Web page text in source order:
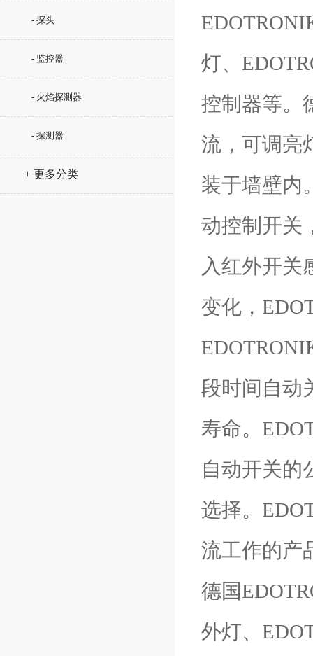
- 探头
- 监控器
- 火焰探测器
- 探测器
+ 更多分类
灯、
控制器等。
流，可调亮
装于墙壁内
动控制开关
入红外开关
变化，
段时间自动
寿命。
自动开关的
选择。
流工作的产
德国
外灯、